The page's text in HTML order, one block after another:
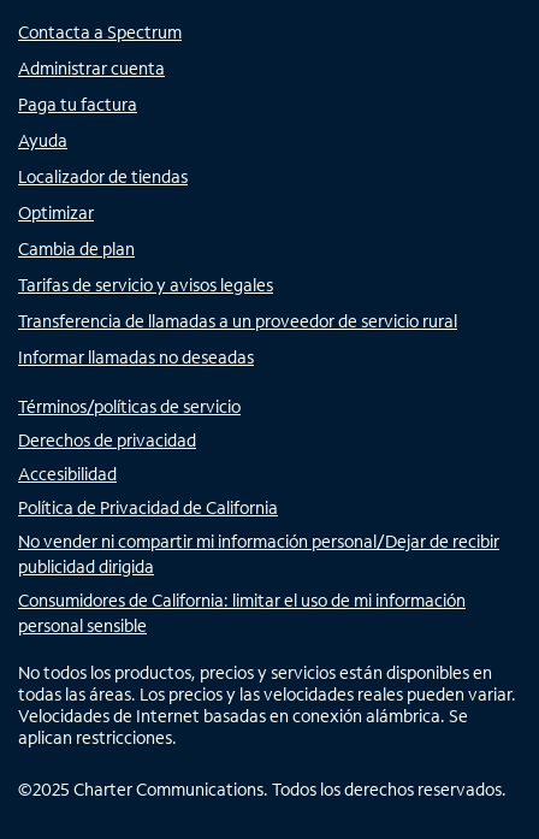
Contacta a Spectrum
Administrar cuenta
Paga tu factura
Ayuda
Localizador de tiendas
Optimizar
Cambia de plan
Tarifas de servicio y avisos legales
Transferencia de llamadas a un proveedor de servicio rural
Informar llamadas no deseadas
Términos/políticas de servicio
Derechos de privacidad
Accesibilidad
Política de Privacidad de California
No vender ni compartir mi información personal/Dejar de recibir
publicidad dirigida
Consumidores de California: limitar el uso de mi información
personal sensible
No todos los productos, precios y servicios están disponibles en
todas las áreas. Los precios y las velocidades reales pueden variar.
Velocidades de Internet basadas en conexión alámbrica. Se
aplican restricciones.
©2025 Charter Communications. Todos los derechos reservados.